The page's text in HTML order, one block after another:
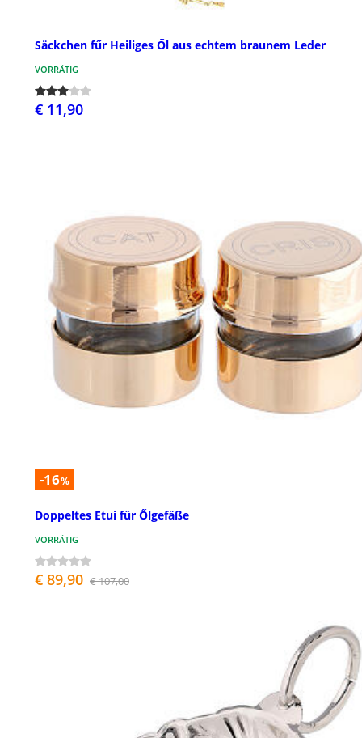
Säckchen fűr Heiliges Ől aus echtem braunem Leder
VORRÄTIG
€ 11,90
-16%
Doppeltes Etui fűr Őlgefäße
VORRÄTIG
€ 89,90 € 107,00